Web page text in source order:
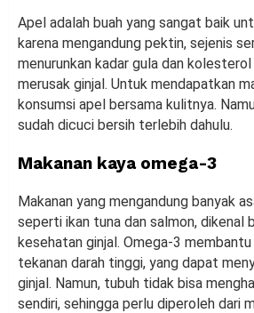
Apel adalah buah yang sangat baik
karena mengandung pektin, sejenis
menurunkan kadar gula dan
merusak ginjal. Untuk mendapatkan
konsumsi apel bersama kulitnya.
sudah dicuci bersih terlebih dahulu.
Makanan kaya omega-3
Makanan yang mengandung banyak
seperti ikan tuna dan salmon, dikenal
kesehatan ginjal. Omega-3 membantu
tekanan darah tinggi, yang dapat
ginjal. Namun, tubuh tidak bisa
sendiri, sehingga perlu diperoleh dari